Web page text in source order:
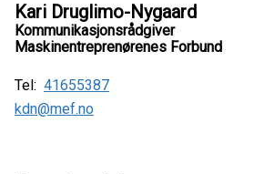
Kari Druglimo-Nygaard
Kommunikasjonsrådgiver
Maskinentreprenørenes Forbund
Tel: 41655387
kdn@mef.no